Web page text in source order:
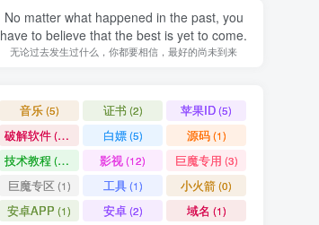
No matter what happened in the past, you
have to believe that the best is yet to come.
无论过去发生过什么，你都要相信，最好的尚未到来
音乐(5) 证书 (2) 苹果ID(5)
破解软件(11) 白嫖(5) 源码(1)
技术教程 (15) 影视(12) 巨魔专用 (3)
巨魔专区(1) 工具(1) 小火箭(0)
安卓APP (1) 安卓(2) 域名 (1)